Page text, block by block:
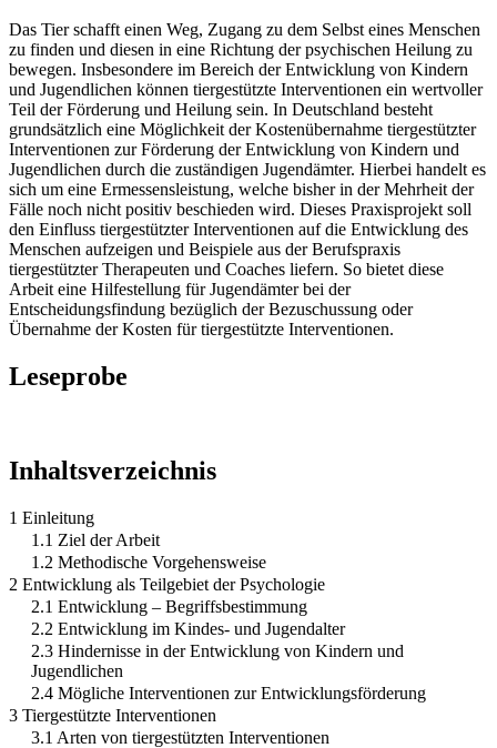
Das Tier schafft einen Weg, Zugang zu dem Selbst eines Menschen
zu finden und diesen in eine Richtung der psychischen Heilung zu
bewegen. Insbesondere im Bereich der Entwicklung von Kindern
und Jugendlichen können tiergestützte Interventionen ein wertvoller
Teil der Förderung und Heilung sein. In Deutschland besteht
grundsätzlich eine Möglichkeit der Kostenübernahme tiergestützter
Interventionen zur Förderung der Entwicklung von Kindern und
Jugendlichen durch die zuständigen Jugendämter. Hierbei handelt es
sich um eine Ermessensleistung, welche bisher in der Mehrheit der
Fälle noch nicht positiv beschieden wird. Dieses Praxisprojekt soll
den Einfluss tiergestützter Interventionen auf die Entwicklung des
Menschen aufzeigen und Beispiele aus der Berufspraxis
tiergestützter Therapeuten und Coaches liefern. So bietet diese
Arbeit eine Hilfestellung für Jugendämter bei der
Entscheidungsfindung bezüglich der Bezuschussung oder
Übernahme der Kosten für tiergestützte Interventionen.
Leseprobe
Inhaltsverzeichnis
1 Einleitung
1.1 Ziel der Arbeit
1.2 Methodische Vorgehensweise
2 Entwicklung als Teilgebiet der Psychologie
2.1 Entwicklung – Begriffsbestimmung
2.2 Entwicklung im Kindes- und Jugendalter
2.3 Hindernisse in der Entwicklung von Kindern und
Jugendlichen
2.4 Mögliche Interventionen zur Entwicklungsförderung
3 Tiergestützte Interventionen
3.1 Arten von tiergestützten Interventionen